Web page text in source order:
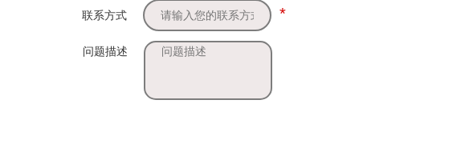
联系方式 *
问题描述